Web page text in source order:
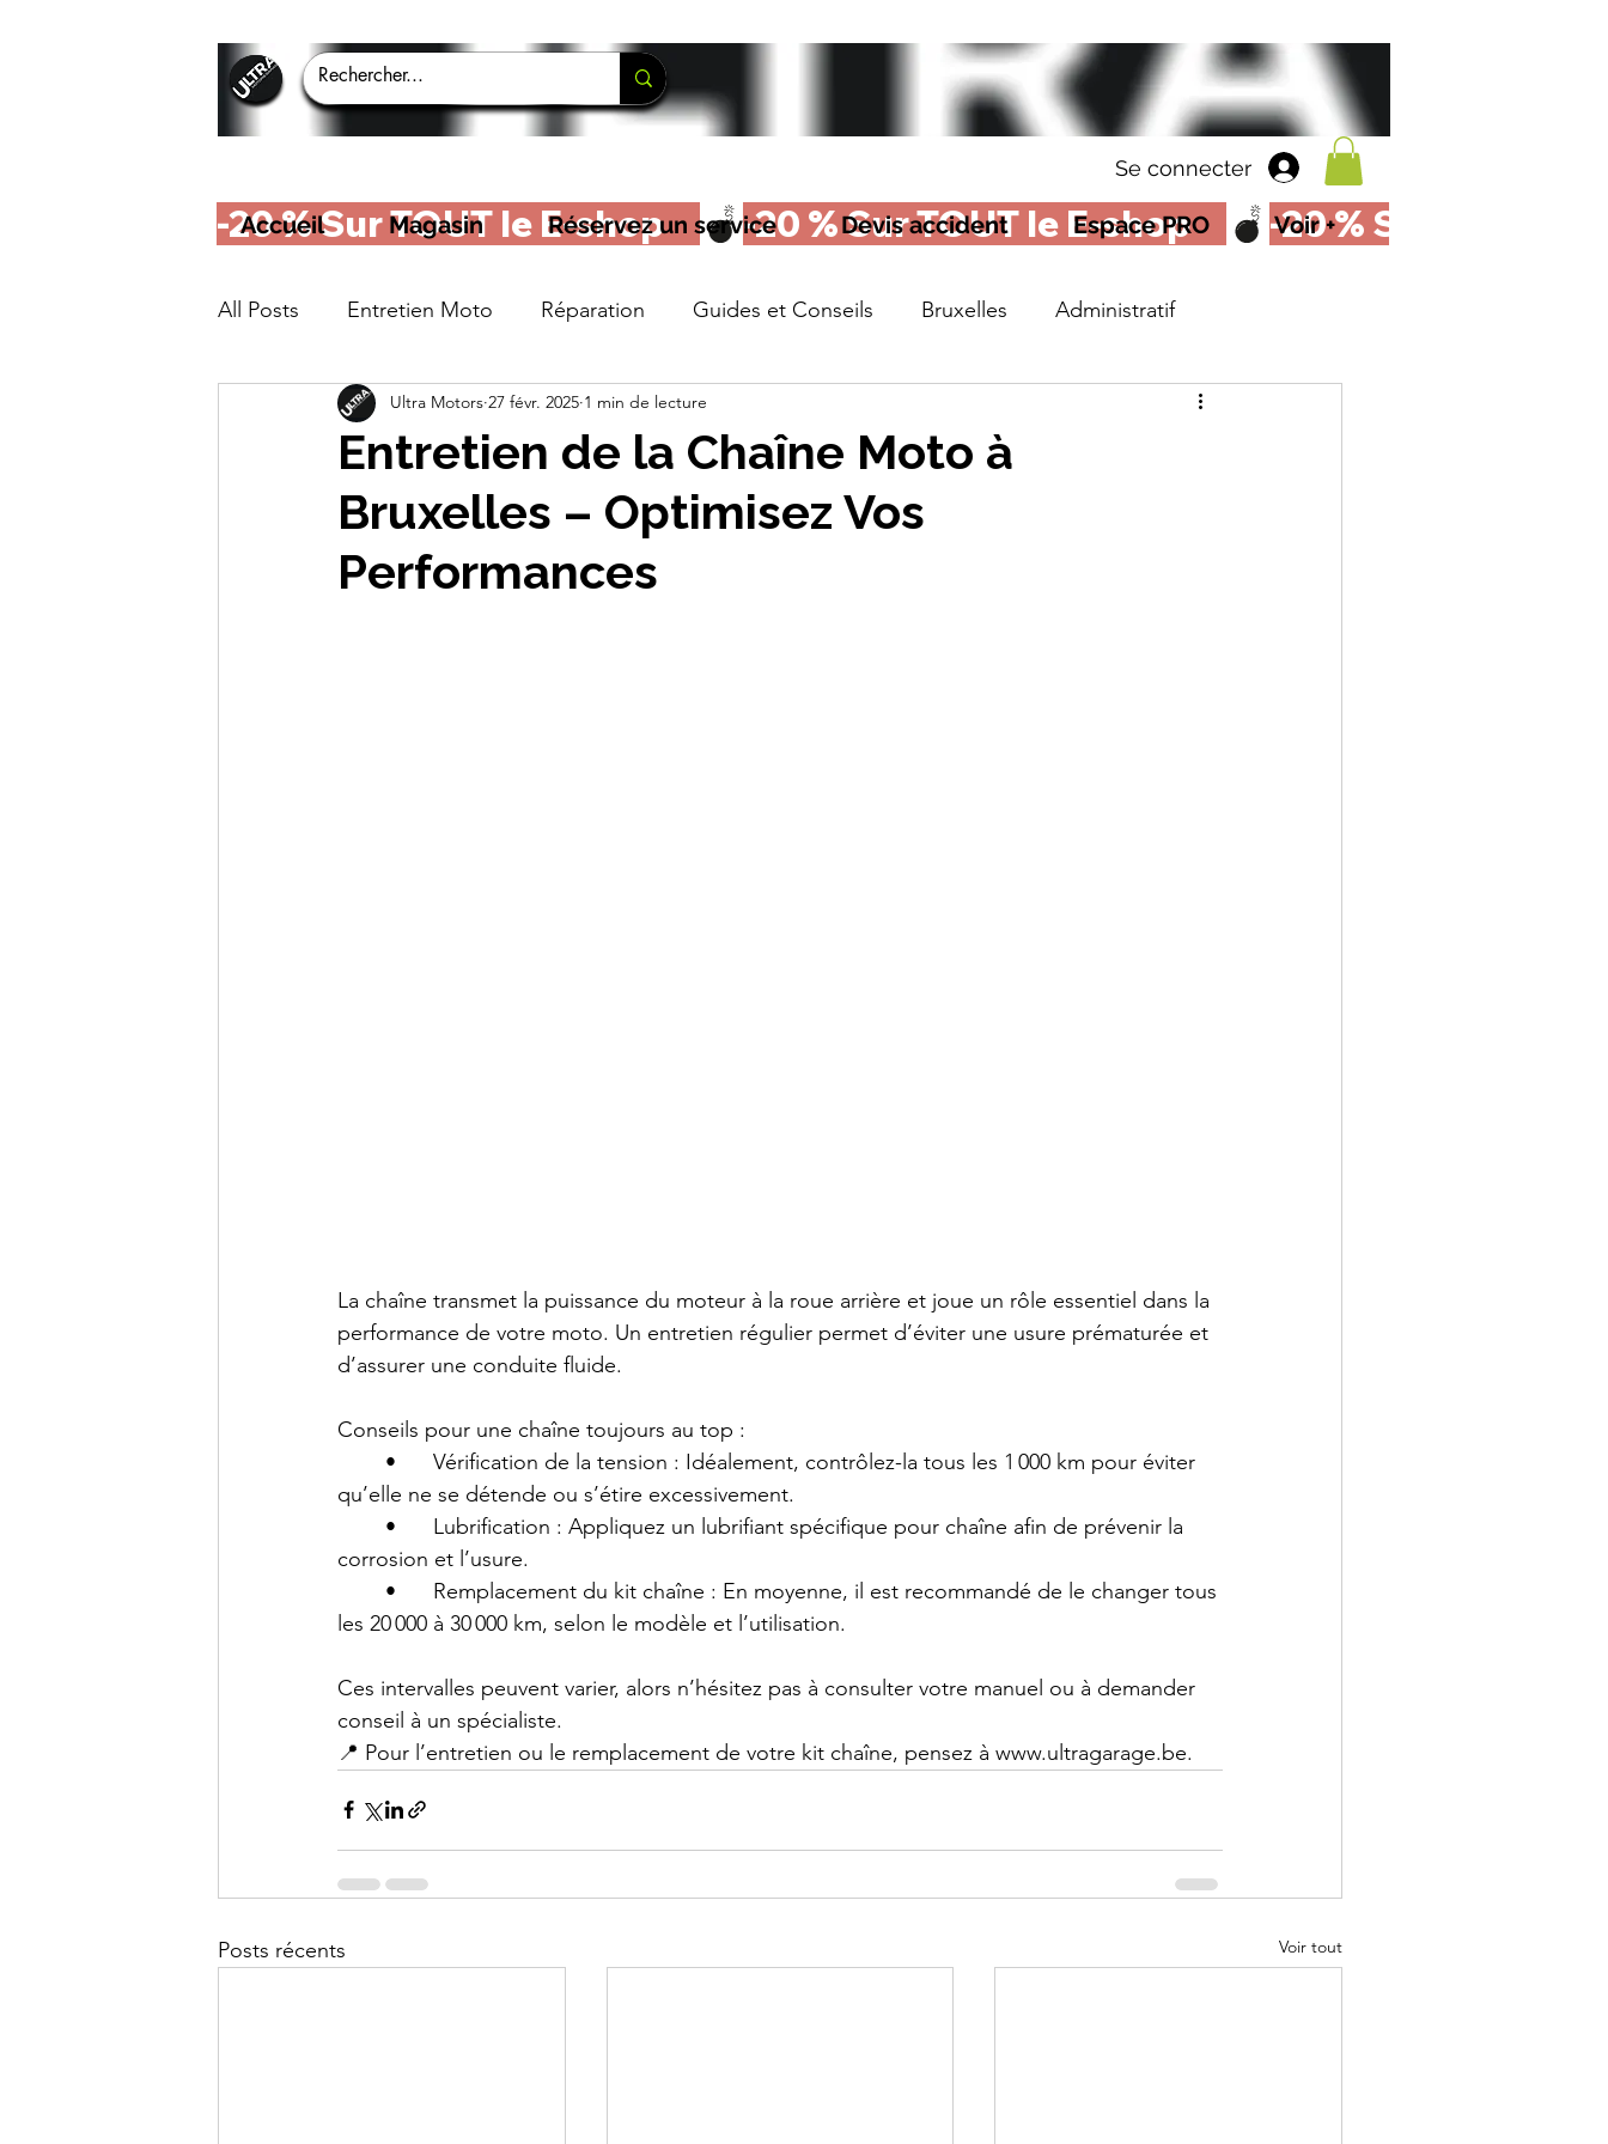
Se connecter
Accueil Magasin Réservez un service Devis accident Espace PRO Voir +
All Posts Entretien Moto Réparation Guides et Conseils Bruxelles Administratif
Entretien de la Chaîne Moto à
Bruxelles – Optimisez Vos
Performances
Ultra Motors 27 févr. 2025 1 min de lecture
La chaîne transmet la puissance du moteur à la roue arrière et joue un rôle essentiel dans la
performance de votre moto. Un entretien régulier permet d’éviter une usure prématurée et
d’assurer une conduite fluide.
Conseils pour une chaîne toujours au top :
qu’elle ne se détende ou s’étire excessivement.
corrosion et l’usure.
les 20 000 à 30 000 km, selon le modèle et l’utilisation.
Ces intervalles peuvent varier, alors n’hésitez pas à consulter votre manuel ou à demander
conseil à un spécialiste.
📍 Pour l’entretien ou le remplacement de votre kit chaîne, pensez à www.ultragarage.be.
Posts récents Voir tout
-20 % Sur TOUT le E-shop